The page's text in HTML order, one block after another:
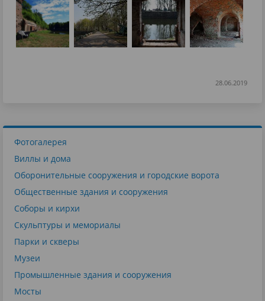
28.06.2019
Фотогалерея
Виллы и дома
Оборонительные сооружения и городские ворота
Общественные здания и сооружения
Соборы и кирхи
Скульптуры и мемориалы
Парки и скверы
Музеи
Промышленные здания и сооружения
Мосты